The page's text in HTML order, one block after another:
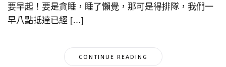
要早起！要是貪睡，睡了懶覺，那可是得排隊，我們一
早八點抵達已經 […]
CONTINUE READING